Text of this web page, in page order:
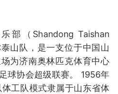
部（Shandong Taishan
山队，是一支位于中国山
为济南奥林匹克体育中心
球协会超级联赛。 1956年
工队模式隶属于山东省体